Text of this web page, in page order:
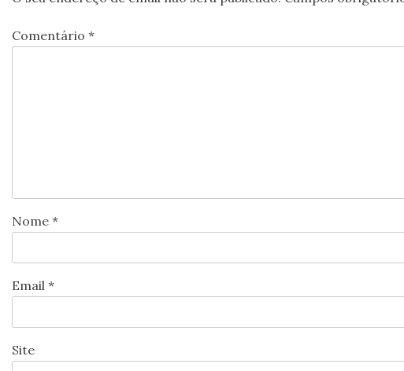
Comentário *
Nome *
Email *
Site